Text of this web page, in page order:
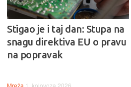
Stigao je i taj dan: Stupa na
snagu direktiva EU o pravu
na popravak
Mreža 1. kolovoza 2026.